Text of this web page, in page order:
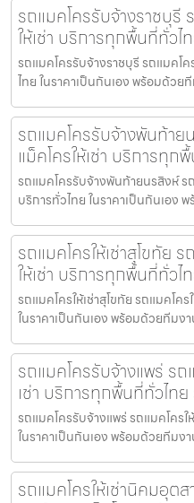
รถแมคโครรับจ้างราชบุรี
ให้เช่า บริการทุกพื้นที่ทั่วไ
รถแมคโครรับจ้างราชบุรี รถแมคโ
ไทย ในราคาเป็นกันเอง พร้อมด้ว
รถแมคโครรับจ้างพันท้าย
แม็คโครให้เช่า บริการทุก
รถแมคโครรับจ้างพันท้ายนรสิงห์ ร
บริการทั่วไทย ในราคาเป็นกันเอง
รถแมคโครให้เช่าสุโขทัย
ให้เช่า บริการทุกพื้นที่ทั่วไ
รถแมคโครให้เช่าสุโขทัย รถแมคโค
ในราคาเป็นกันเอง พร้อมด้วยทีมง
รถแมคโครรับจ้างแพร่ รถ
เช่า บริการทุกพื้นที่ทั่วไท
รถแมคโครรับจ้างแพร่ รถแมคโคร
ในราคาเป็นกันเอง พร้อมด้วยทีมง
รถแมคโครให้เช่านิคมอุต